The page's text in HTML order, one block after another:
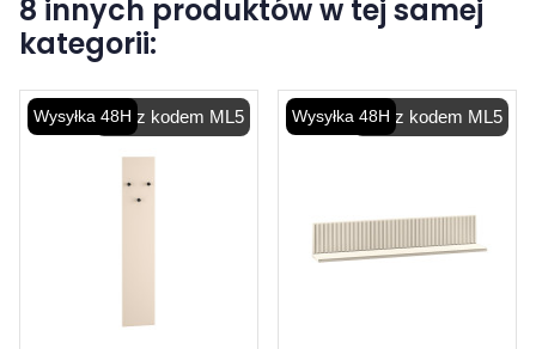
8 innych produktów w tej samej
kategorii:
-5% z kodem ML5
Wysyłka 48H -5% z kodem ML5
Wysyłka 48H